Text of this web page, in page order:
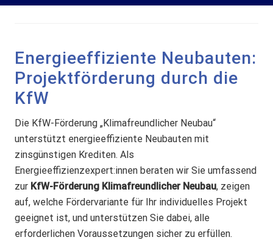
Energieeffiziente Neubauten:
Projektförderung durch die
KfW
Die KfW-Förderung „Klimafreundlicher Neubau“
unterstützt energieeffiziente Neubauten mit
zinsgünstigen Krediten. Als
Energieeffizienzexpert:innen beraten wir Sie umfassend
zur KfW-Förderung Klimafreundlicher Neubau, zeigen
auf, welche Fördervariante für Ihr individuelles Projekt
geeignet ist, und unterstützen Sie dabei, alle
erforderlichen Voraussetzungen sicher zu erfüllen.